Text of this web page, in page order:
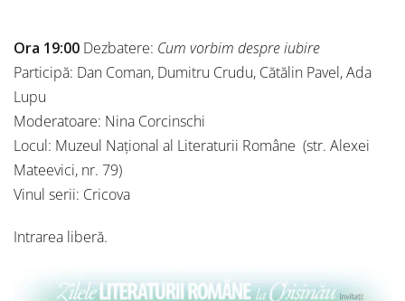
Ora 19:00 Dezbatere: Cum vorbim despre iubire
Participă: Dan Coman, Dumitru Crudu, Cătălin Pavel, Ada
Lupu
Moderatoare: Nina Corcinschi
Locul: Muzeul Național al Literaturii Române (str. Alexei
Mateevici, nr. 79)
Vinul serii: Cricova
Intrarea liberă.